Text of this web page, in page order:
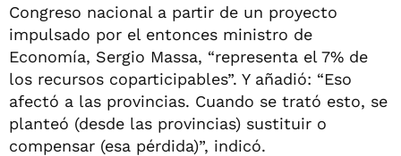
Congreso nacional a partir de un proyecto
impulsado por el entonces ministro de
Economía, Sergio Massa, “representa el 7% de
los recursos coparticipables”. Y añadió: “Eso
afectó a las provincias. Cuando se trató esto, se
planteó (desde las provincias) sustituir o
compensar (esa pérdida)”, indicó.